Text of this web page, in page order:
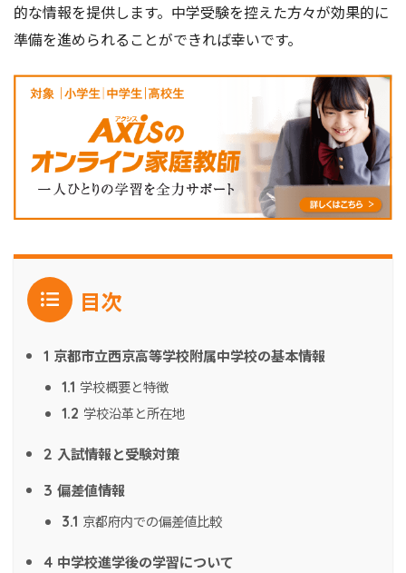
的な情報を提供します。中学受験を控えた方々が効果的に
準備を進められることができれば幸いです。
目次
1 京都市立西京高等学校附属中学校の基本情報
1.1 学校概要と特徴
1.2 学校沿革と所在地
2 入試情報と受験対策
3 偏差値情報
3.1 京都府内での偏差値比較
4 中学校進学後の学習について